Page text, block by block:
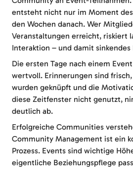
entsteht nicht nur im Moment
den Wochen danach. Wer
Veranstaltungen erreicht, riskiert
Interaktion – und damit sinkendes
Die ersten Tage nach einem
wertvoll. Erinnerungen sind
wurden geknüpft und die
diese Zeitfenster nicht genutzt,
deutlich ab.
Erfolgreiche Communities
Community Management ist ein
Prozess. Events sind wichtige
eigentliche Beziehungspflege